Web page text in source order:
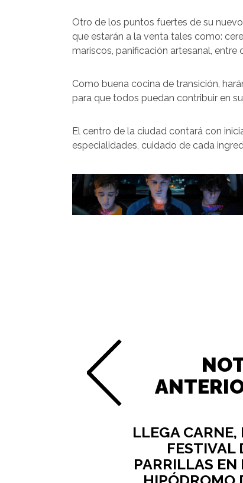
Otro de los puntos fuertes de su
que estarán a la venta tales como:
mariscos, panificación artesanal, entre
Como buena cocina de transición,
para que todos puedan contribuir en
El centro de la ciudad contará con
especialidades, cuidado de cada
LLEGA CARNE,
FESTIVAL
PARRILLAS EN